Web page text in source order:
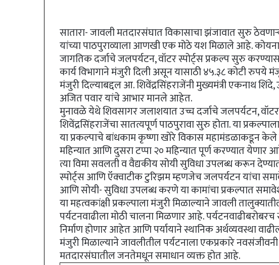
सातारा- जावली मतदारसंघात विकासाचा झंजावात सुरु
यांच्या पाठपुराव्याला आणखी एक मोठे यश मिळाले आहे.
जागतिक दर्जाचे जलपर्यटन, वॉटर स्पोर्ट्स प्रकल्प सुरु
कार्य विभागाने मंजुरी दिली असून यासाठी ४५.३८ कोटी
मंजुरी दिल्याबद्दल आ. शिवेंद्रसिंहराजेंनी मुख्यमंत्री एकनाथ
अजित पवार यांचे आभार मानले आहेत.
मुनावळे येथे शिवसागर जलाशयात उच्च दर्जाचे जलपर्यटन,
शिवेंद्रसिंहराजेंचा सातत्यपूर्ण पाठपुरावा सुरु होता. या
या प्रकल्पाचे बांधकाम कृष्णा खोरे विकास महामंडळाकडून केले
महिन्यात आणि दुसरा टप्पा २० महिन्यात पूर्ण करण्यात
त्या विमा सवलती व वैद्यकीय सोयी सुविधा उपलब्ध करून
स्पोर्ट्स आणि ऍक्वाटीक टुरिझम म्हणजेच जलपर्यटन यांचा
आणि सोयी- सुविधा उपलब्ध करणे या कामांचा प्रकल्पात
या महत्वकांक्षी प्रकल्पाला मंजुरी मिळाल्याने जावली
पर्यटनवाढीला मोठी चालना मिळणार आहे. पर्यटनवाढीबरोबरच
निर्माण होणार आहेत आणि पर्यायाने स्थानिक अर्थव्यवस्था
मंजुरी मिळाल्याने जावलीतील पर्यटनाला एकप्रकारे
मतदारसंघातील जनतेमधून समाधान व्यक्त होत आहे.